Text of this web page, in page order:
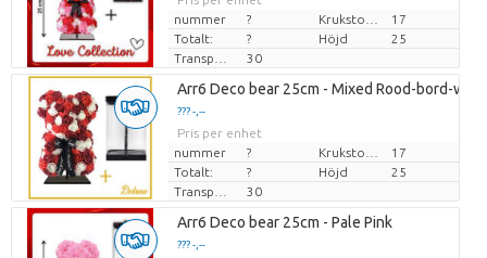
nummer
?
17
Totalt:
? Höjd
25
30
Arr6 Deco bear 25cm - Mixed Rood-bord-wit
??? -,--
Pris per enhet
nummer
?
17
Totalt:
? Höjd
25
30
Arr6 Deco bear 25cm - Pale Pink
??? -,--